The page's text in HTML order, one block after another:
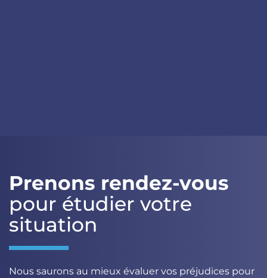
Prenons rendez-vous
pour étudier votre
situation
Nous saurons au mieux évaluer vos préjudices pour